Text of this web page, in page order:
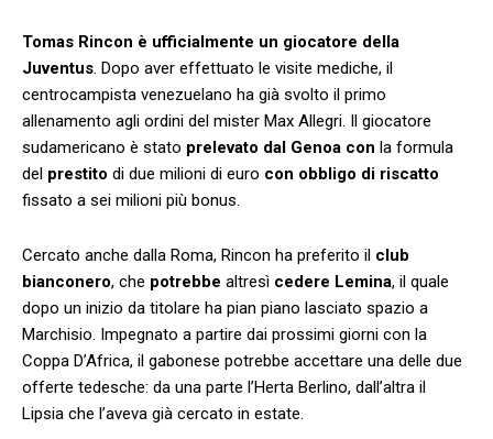
Tomas Rincon è ufficialmente un giocatore della
Juventus . Dopo aver effettuato le visite mediche, il
centrocampista venezuelano ha già svolto il primo
allenamento agli ordini del mister Max Allegri. Il giocatore
sudamericano è stato prelevato dal Genoa con la formula
del prestito di due milioni di euro con obbligo di riscatto
fissato a sei milioni più bonus.
Cercato anche dalla Roma, Rincon ha preferito il club
bianconero, che potrebbe altresì cedere Lemina, il quale
dopo un inizio da titolare ha pian piano lasciato spazio a
Marchisio. Impegnato a partire dai prossimi giorni con la
Coppa D’Africa, il gabonese potrebbe accettare una delle due
offerte tedesche: da una parte l’Herta Berlino, dall’altra il
Lipsia che l’aveva già cercato in estate.